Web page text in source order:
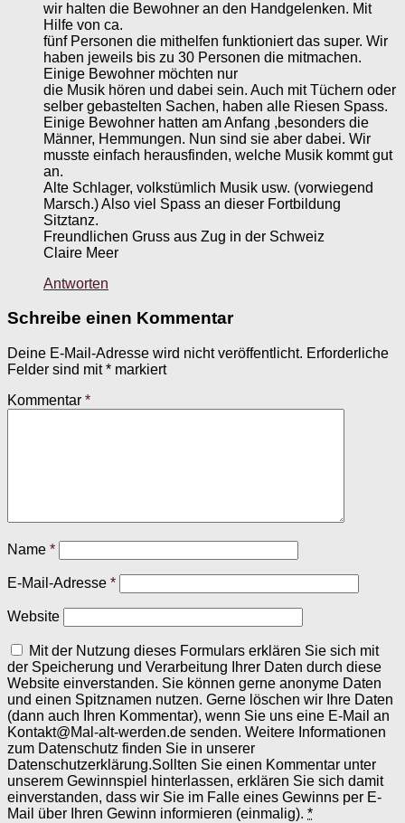
wir halten die Bewohner an den Handgelenken. Mit
Hilfe von ca.
fünf Personen die mithelfen funktioniert das super. Wir
haben jeweils bis zu 30 Personen die mitmachen.
Einige Bewohner möchten nur
die Musik hören und dabei sein. Auch mit Tüchern oder
selber gebastelten Sachen, haben alle Riesen Spass.
Einige Bewohner hatten am Anfang ,besonders die
Männer, Hemmungen. Nun sind sie aber dabei. Wir
musste einfach herausfinden, welche Musik kommt gut
an.
Alte Schlager, volkstümlich Musik usw. (vorwiegend
Marsch.) Also viel Spass an dieser Fortbildung
Sitztanz.
Freundlichen Gruss aus Zug in der Schweiz
Claire Meer
Antworten
Schreibe einen Kommentar
Deine E-Mail-Adresse wird nicht veröffentlicht. Erforderliche
Felder sind mit* markiert
Kommentar *
Name *
E-Mail-Adresse *
Website
Mit der Nutzung dieses Formulars erklären Sie sich mit
der Speicherung und Verarbeitung Ihrer Daten durch diese
Website einverstanden. Sie können gerne anonyme Daten
und einen Spitznamen nutzen. Gerne löschen wir Ihre Daten
(dann auch Ihren Kommentar), wenn Sie uns eine E-Mail an
Kontakt@Mal-alt-werden.de senden. Weitere Informationen
zum Datenschutz finden Sie in unserer
Datenschutzerklärung.Sollten Sie einen Kommentar unter
unserem Gewinnspiel hinterlassen, erklären Sie sich damit
einverstanden, dass wir Sie im Falle eines Gewinns per E-
Mail über Ihren Gewinn informieren (einmalig). *